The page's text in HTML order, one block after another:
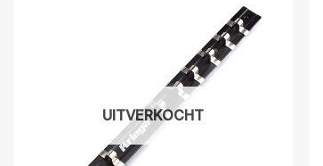
UITVERKOCHT